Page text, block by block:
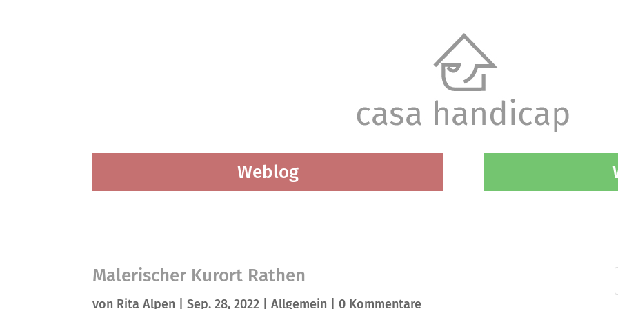
Weblog
Malerischer Kurort Rathen
von Rita Alpen |Sep. 28, 2022 |Allgemein |0 Kommentare